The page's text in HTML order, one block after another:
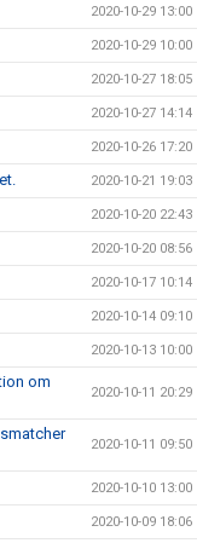
2020-10-29 13:00
2020-10-29 10:00
2020-10-27 18:05
2020-10-27 14:14
2020-10-26 17:20
2020-10-21 19:03
2020-10-20 22:43
2020-10-20 08:56
2020-10-17 10:14
2020-10-14 09:10
2020-10-13 10:00
om
2020-10-11 20:29
2020-10-11 09:50
2020-10-10 13:00
2020-10-09 18:06